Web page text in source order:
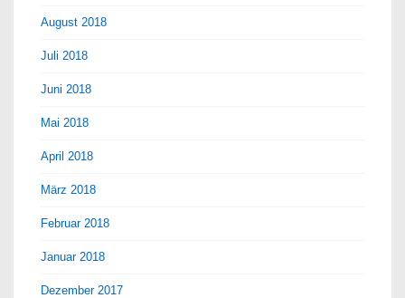
August 2018
Juli 2018
Juni 2018
Mai 2018
April 2018
März 2018
Februar 2018
Januar 2018
Dezember 2017